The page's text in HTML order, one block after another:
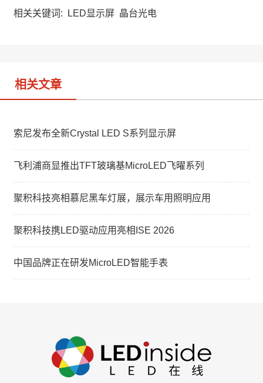
a
W
e
相关关键词: LED显示屏 晶台光电
相关文章
索尼发布全新Crystal LED S系列显示屏
飞利浦商显推出TFT玻璃基MicroLED飞曜系列
聚积科技亮相慕尼黑车灯展，展示车用照明应用
聚积科技携LED驱动应用亮相ISE 2026
中国品牌正在研发MicroLED智能手表